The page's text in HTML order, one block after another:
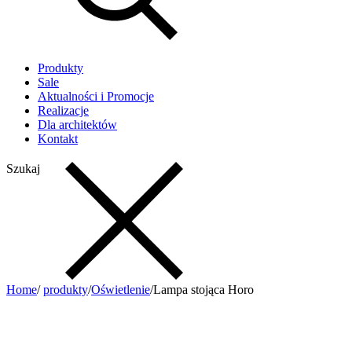
Produkty
Sale
Aktualności i Promocje
Realizacje
Dla architektów
Kontakt
Szukaj
Home/ produkty/Oświetlenie/Lampa stojąca Horo